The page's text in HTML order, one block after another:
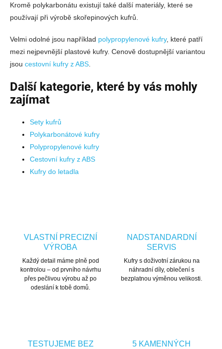
Kromě polykarbonátu existují také další materiály, které se
používají při výrobě skořepinových kufrů.
Velmi odolné jsou například polypropylenové kufry, které patří
mezi nejpevnější plastové kufry. Cenově dostupnější variantou
jsou cestovní kufry z ABS
Další kategorie, které by vás mohly
zajímat
Sety kufrů
Polykarbonátové kufry
Polypropylenové kufry
Cestovní kufry z ABS
Kufry do letadla
VLASTNÍ PRECIZNÍ
VÝROBA
Každý detail máme plně pod
kontrolou – od prvního návrhu
přes pečlivou výrobu až po
odeslání k tobě domů.
NADSTANDARDNÍ
SERVIS
Kufry s doživotní zárukou na
náhradní díly, oblečení s
bezplatnou výměnou velikosti.
TESTUJEME BEZ
5 KAMENNÝCH